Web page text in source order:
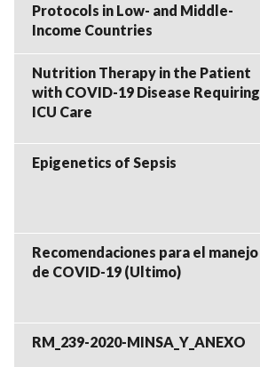
Protocols in Low- and Middle-
Income Countries
Nutrition Therapy in the Patient
with COVID-19 Disease Requiring
ICU Care
Epigenetics of Sepsis
Recomendaciones para el manejo
de COVID-19 (Ultimo)
RM_239-2020-MINSA_Y_ANEXO